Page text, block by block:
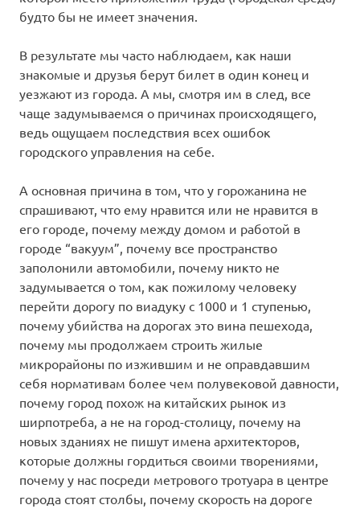
будто бы не имеет значения.
В результате мы часто наблюдаем, как наши
знакомые и друзья берут билет в один конец и
уезжают из города. А мы, смотря им в след, все
чаще задумываемся о причинах происходящего,
ведь ощущаем последствия всех ошибок
городского управления на себе.
А основная причина в том, что у горожанина не
спрашивают, что ему нравится или не нравится в
его городе, почему между домом и работой в
городе “вакуум”, почему все пространство
заполонили автомобили, почему никто не
задумывается о том, как пожилому человеку
перейти дорогу по виадуку с 1000 и 1 ступенью,
почему убийства на дорогах это вина пешехода,
почему мы продолжаем строить жилые
микрорайоны по изжившим и не оправдавшим
себя нормативам более чем полувековой давности,
почему город похож на китайских рынок из
ширпотреба, а не на город-столицу, почему на
новых зданиях не пишут имена архитекторов,
которые должны гордиться своими творениями,
почему у нас посреди метрового тротуара в центре
города стоят столбы, почему скорость на дороге